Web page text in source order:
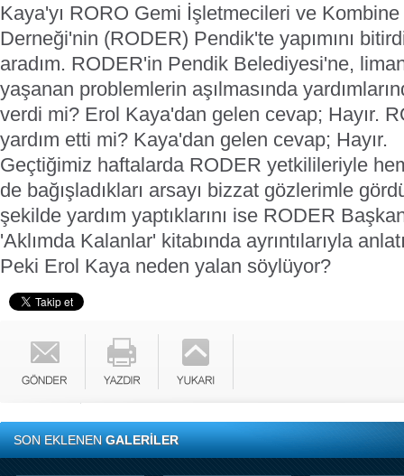
Kaya'yı RORO Gemi İşletmecileri ve Kombine
Derneği'nin (RODER) Pendik'te yapımını
aradım. RODER'in Pendik Belediyesi'ne,
yaşanan problemlerin aşılmasında
verdi mi? Erol Kaya'dan gelen cevap; Hayır.
yardım etti mi? Kaya'dan gelen cevap; Hayır.
Geçtiğimiz haftalarda RODER yetkilileriyle
de bağışladıkları arsayı bizzat gözlerimle
şekilde yardım yaptıklarını ise RODER
'Aklımda Kalanlar' kitabında ayrıntılarıyla
Peki Erol Kaya neden yalan söylüyor?
SON EKLENENGALERİLER